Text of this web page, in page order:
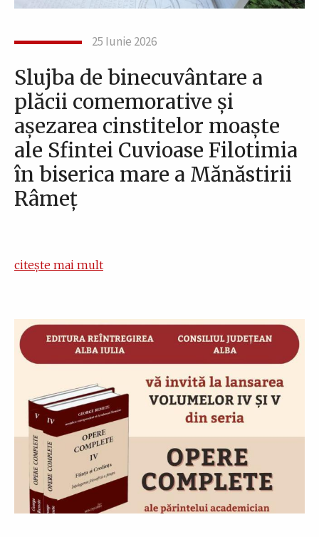
25 Iunie 2026
Slujba de binecuvântare a
plăcii comemorative și
așezarea cinstitelor moaște
ale Sfintei Cuvioase Filotimia
în biserica mare a Mănăstirii
Râmeț
citește mai mult